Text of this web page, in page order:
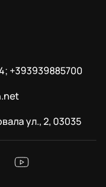
+393939885700
ул., 2, 03035